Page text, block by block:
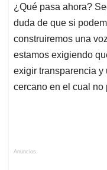
¿Qué pasa ahora?
duda de que si
construiremos una
estamos exigiendo
exigir transparencia y
cercano en el cual no
Anuncios.